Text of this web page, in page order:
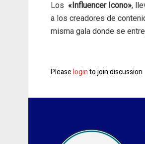
Los «Influencer Icono»,
a los creadores de
misma gala donde se
Pleaseloginto join discussion